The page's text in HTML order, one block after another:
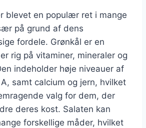
blevet en populær ret i mange
på grund af dens
fordele. Grønkål er en
rig på vitaminer, mineraler og
indeholder høje niveauer af
samt calcium og jern, hvilket
valg for dem, der
deres kost. Salaten kan
forskellige måder, hvilket